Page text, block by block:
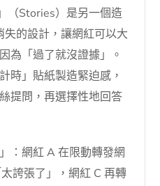
（Stories）是另一個造
的設計，讓網紅可以大
為「過了就沒證據」。
時」貼紙製造緊迫感，
提問，再選擇性地回答
：網紅 A 在限動轉發網
誇張了」，網紅 C 再轉